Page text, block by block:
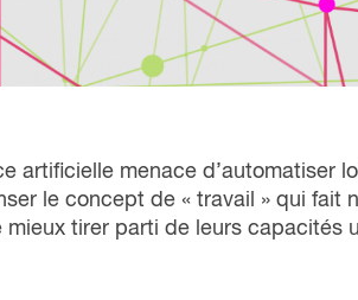
artificielle menace d’automatiser
le concept de « travail » qui fait
tirer parti de leurs capacités